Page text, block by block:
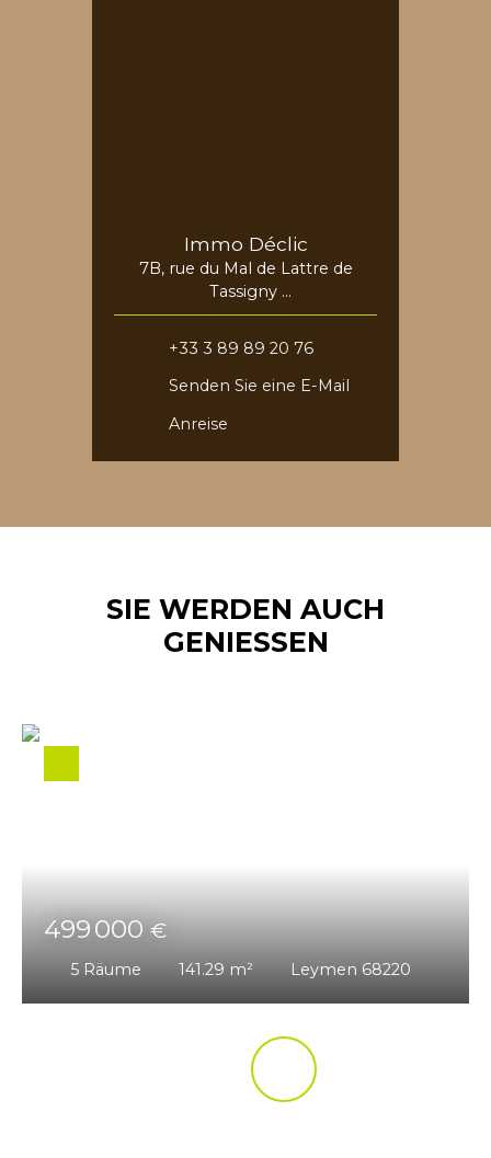
Immo Déclic
7B, rue du Mal de Lattre de
Tassigny
68730 Blotzheim
+33 3 89 89 20 76
Senden Sie eine E-Mail
Anreise
SIE WERDEN AUCH
GENIESSEN
499 000€
5 Räume 141.29 m² Leymen 68220